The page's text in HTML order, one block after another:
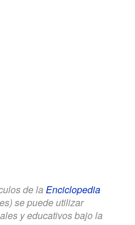
de la Enciclopedia
se puede utilizar
y educativos bajo la